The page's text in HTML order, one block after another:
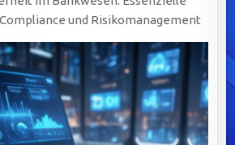
und Risikomanagement